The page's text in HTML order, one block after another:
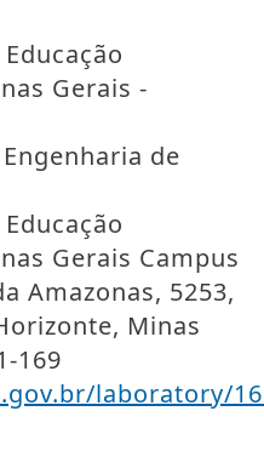
Gerais -
de
Gerais Campus
Amazonas, 5253,
Minas
169
laboratory/